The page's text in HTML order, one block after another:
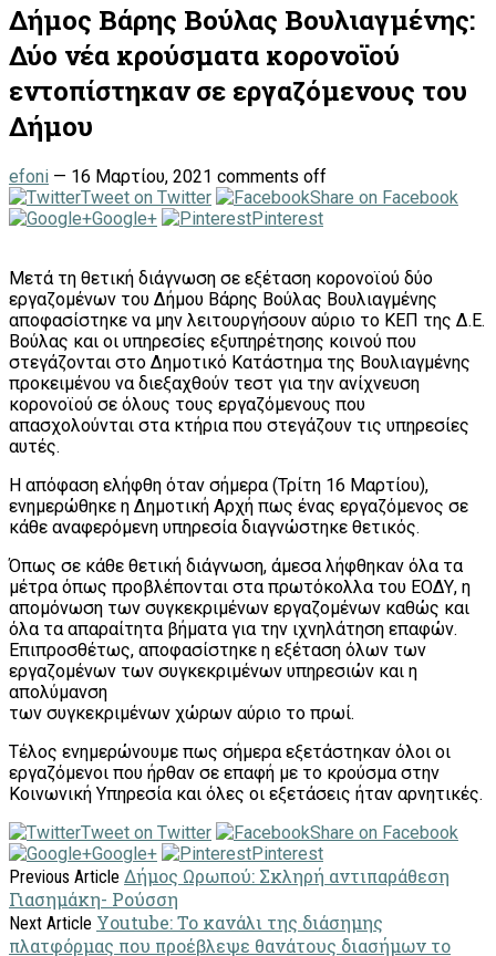
Δήμος Βάρης Βούλας Βουλιαγμένης:
Δύο νέα κρούσματα κορoνοϊού
εντοπίστηκαν σε εργαζόμενους του
Δήμου
efoni — 16 Μαρτίου, 2021 comments off
Tweet on Twitter
Share on Facebook
Google+
Pinterest
Μετά τη θετική διάγνωση σε εξέταση κορoνοϊού δύο
εργαζομένων του Δήμου Βάρης Βούλας Βουλιαγμένης
αποφασίστηκε να μην λειτουργήσουν αύριο το ΚΕΠ της Δ.Ε.
Βούλας και οι υπηρεσίες εξυπηρέτησης κοινού που
στεγάζονται στο Δημοτικό Κατάστημα της Βουλιαγμένης
προκειμένου να διεξαχθούν τεστ για την ανίχνευση
κορoνοϊού σε όλους τους εργαζόμενους που
απασχολούνται στα κτήρια που στεγάζουν τις υπηρεσίες
αυτές.
Η απόφαση ελήφθη όταν σήμερα (Τρίτη 16 Μαρτίου),
ενημερώθηκε η Δημοτική Αρχή πως ένας εργαζόμενος σε
κάθε αναφερόμενη υπηρεσία διαγνώστηκε θετικός.
Όπως σε κάθε θετική διάγνωση, άμεσα λήφθηκαν όλα τα
μέτρα όπως προβλέπονται στα πρωτόκολλα του ΕΟΔΥ, η
απομόνωση των συγκεκριμένων εργαζομένων καθώς και
όλα τα απαραίτητα βήματα για την ιχνηλάτηση επαφών.
Επιπροσθέτως, αποφασίστηκε η εξέταση όλων των
εργαζομένων των συγκεκριμένων υπηρεσιών και η
απολύμανση
των συγκεκριμένων χώρων αύριο το πρωί.
Τέλος ενημερώνουμε πως σήμερα εξετάστηκαν όλοι οι
εργαζόμενοι που ήρθαν σε επαφή με το κρούσμα στην
Κοινωνική Υπηρεσία και όλες οι εξετάσεις ήταν αρνητικές.
Tweet on Twitter
Share on Facebook
Google+
Pinterest
Previous Article Δήμος Ωρωπού: Σκληρή αντιπαράθεση
Γιασημάκη- Ρούσση
Next Article Υoutube: Το κανάλι της διάσημης
πλατφόρμας που προέβλεψε θανάτους διασήμων το